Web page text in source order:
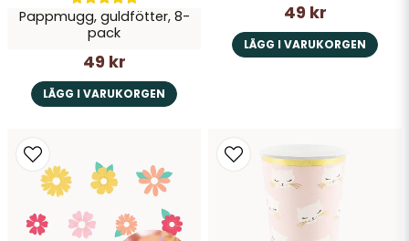
Pappmugg, guldfötter, 8-
pack
49 kr
LÄGG I VARUKORGEN
49 kr
LÄGG I VARUKORGEN